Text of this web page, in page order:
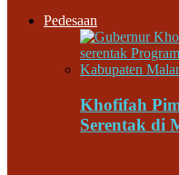
Pedesaan
Khofifah
Serentak di